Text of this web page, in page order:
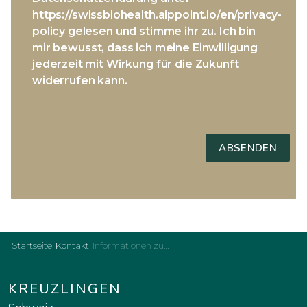
https://swissbiohealth.aippoint.io/en/privacy-
policy gelesen und stimme ihr zu. Ich bin
mir bewusst, dass ich meine Einwilligung
jederzeit mit Wirkung für die Zukunft
widerrufen kann.
Startseite Kontakt
KREUZLINGEN